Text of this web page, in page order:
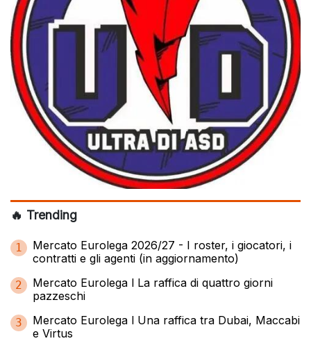
🔥 Trending
1
Mercato Eurolega 2026/27 - I roster, i giocatori, i
contratti e gli agenti (in aggiornamento)
2
Mercato Eurolega l La raffica di quattro giorni
pazzeschi
3
Mercato Eurolega l Una raffica tra Dubai, Maccabi
e Virtus